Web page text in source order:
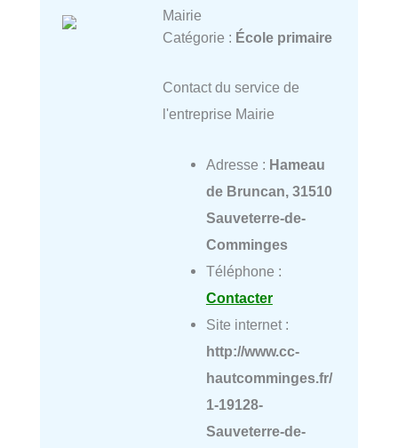
Mairie
Catégorie : École primaire
Contact du service de
l'entreprise Mairie
Adresse : Hameau
de Bruncan, 31510
Sauveterre-de-
Comminges
Téléphone :
Contacter
Site internet :
http://www.cc-
hautcomminges.fr/
1-19128-
Sauveterre-de-